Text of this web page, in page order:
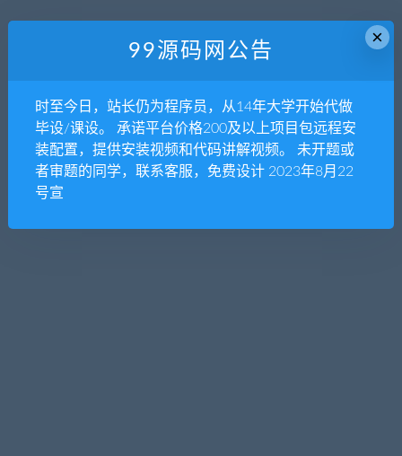
暂无内容
抱歉，没有找到您需要的文章，可以搜索看看
×
99源码网公告
时至今日，站长仍为程序员，从14年大学开始代做
毕设/课设。 承诺平台价格200及以上项目包远程安
装配置，提供安装视频和代码讲解视频。 未开题或
者审题的同学，联系客服，免费设计 2023年8月22
号宣